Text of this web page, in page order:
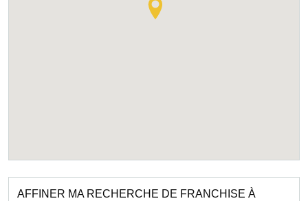
AFFINER MA RECHERCHE DE FRANCHISE À